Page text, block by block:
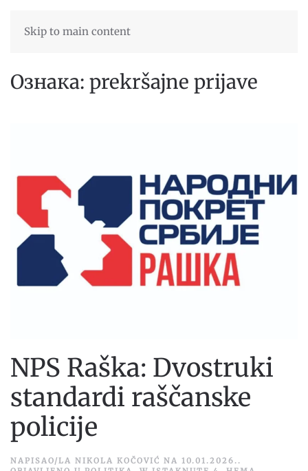
Skip to main content
Ознака: prekršajne prijave
NPS Raška: Dvostruki
standardi raščanske
policije
NAPISAO/LA NIKOLA KOČOVIĆ NA 10.01.2026. .